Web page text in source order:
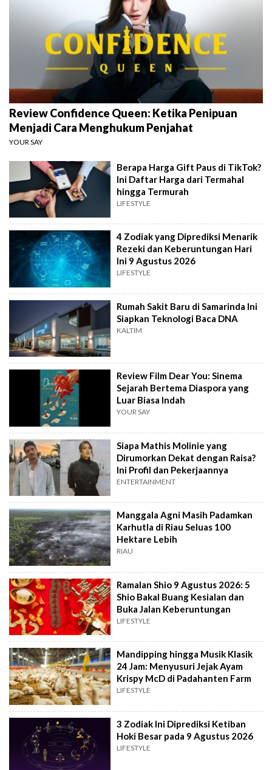
Review Confidence Queen: Ketika Penipuan
Menjadi Cara Menghukum Penjahat
YOUR SAY
Berapa Harga Gift Paus di TikTok?
Ini Daftar Harga dari Termahal
hingga Termurah
LIFESTYLE
4 Zodiak yang Diprediksi Menarik
Rezeki dan Keberuntungan Hari
Ini 9 Agustus 2026
LIFESTYLE
Rumah Sakit Baru di Samarinda Ini
Siapkan Teknologi Baca DNA
KALTIM
Review Film Dear You: Sinema
Sejarah Bertema Diaspora yang
Luar Biasa Indah
YOUR SAY
Siapa Mathis Molinie yang
Dirumorkan Dekat dengan Raisa?
Ini Profil dan Pekerjaannya
ENTERTAINMENT
Manggala Agni Masih Padamkan
Karhutla di Riau Seluas 100
Hektare Lebih
RIAU
Ramalan Shio 9 Agustus 2026: 5
Shio Bakal Buang Kesialan dan
Buka Jalan Keberuntungan
LIFESTYLE
Mandipping hingga Musik Klasik
24 Jam: Menyusuri Jejak Ayam
Krispy McD di Padahanten Farm
LIFESTYLE
3 Zodiak Ini Diprediksi Ketiban
Hoki Besar pada 9 Agustus 2026
LIFESTYLE